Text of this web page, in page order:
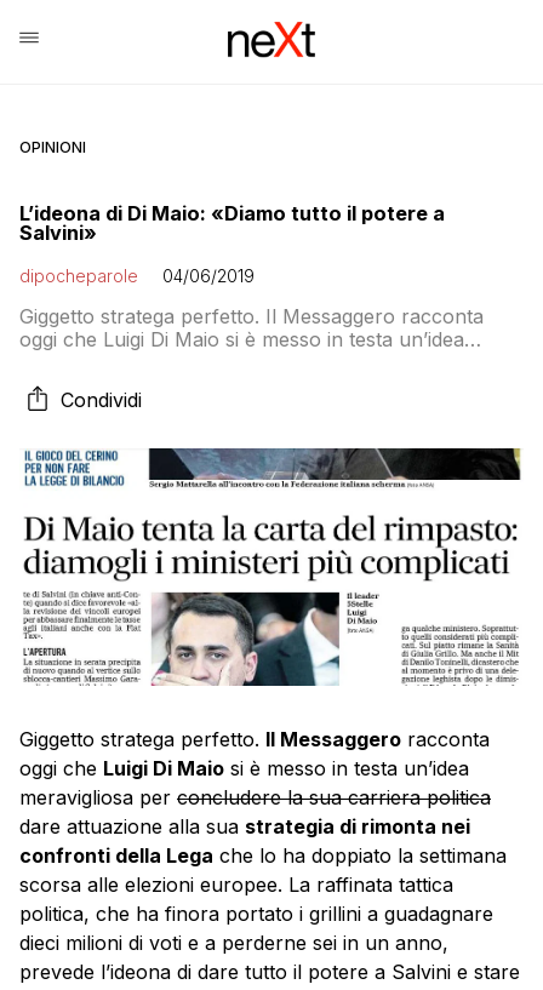
OPINIONI
L’ideona di Di Maio: «Diamo tutto il potere a
Salvini»
dipocheparole 04/06/2019
Giggetto stratega perfetto. Il Messaggero racconta
oggi che Luigi Di Maio si è messo in testa un’idea
dare attuazione alla sua strategia di rimonta nei
confronti della Lega che lo ha doppiato la settimana
politica, che ha finora portato i grillini […]
Condividi
Giggetto stratega perfetto. Il Messaggero racconta
oggi che Luigi Di Maio si è messo in testa un’idea
meravigliosa per concludere la sua carriera politica
dare attuazione alla sua strategia di rimonta nei
confronti della Lega che lo ha doppiato la settimana
scorsa alle elezioni europee. La raffinata tattica
politica, che ha finora portato i grillini a guadagnare
dieci milioni di voti e a perderne sei in un anno,
prevede l’ideona di dare tutto il potere a Salvini e stare